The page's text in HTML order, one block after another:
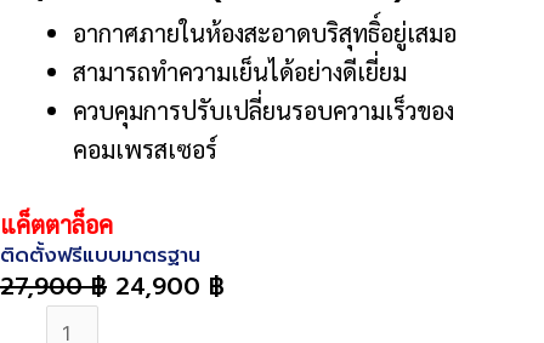
อากาศภายในห้องสะอาดบริสุทธิ์อยู่เสมอ
สามารถทำความเย็นได้อย่างดีเยี่ยม
ควบคุมการปรับเปลี่ยนรอบความเร็วของ
คอมเพรสเซอร์
แค็ตตาล็อค
ติดตั้งฟรีแบบมาตรฐาน
27,900฿ 24,900 ฿
จำนวน